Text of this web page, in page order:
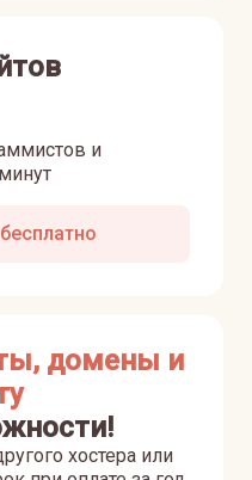
и
домены и
хостера или